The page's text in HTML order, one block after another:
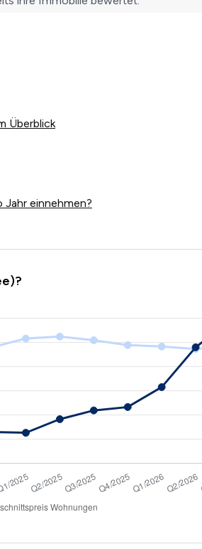
Überblick
einnehmen?